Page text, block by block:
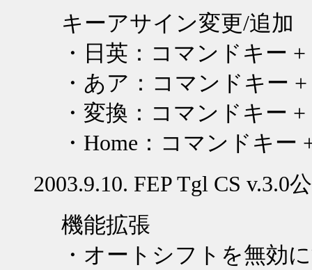
キーアサイン変更/追加
・ 日英 ：コマンドキー +
・ あア ：コマンドキー +
・ 変換 ：コマンドキー +
・ Home ：コマンドキー
2003.9.10. FEP Tgl CS v.3.0
機能拡張
・オートシフトを無効